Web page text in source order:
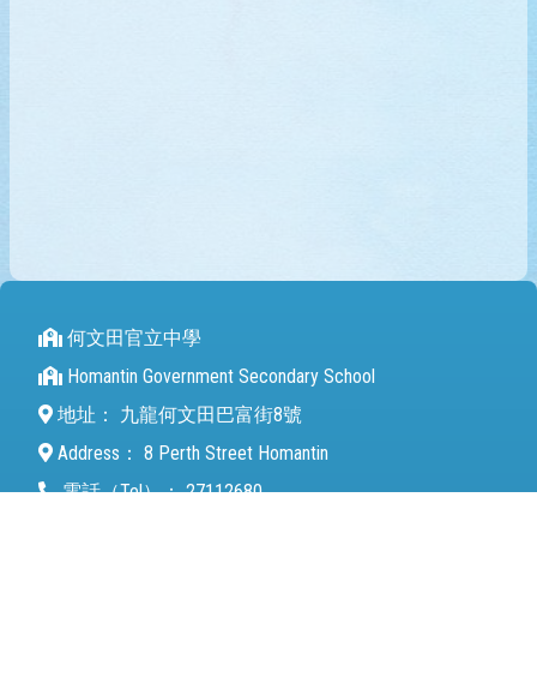
何文田官立中學
Homantin Government Secondary School
地址：
九龍何文田巴富街8號
Address： 8 Perth Street Homantin
電話（Tel）： 27112680